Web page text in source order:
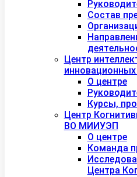
Состав
Центр
О центре
Курсы,
Центр
ВО МИИУЭП
О центре
Команда
Центра